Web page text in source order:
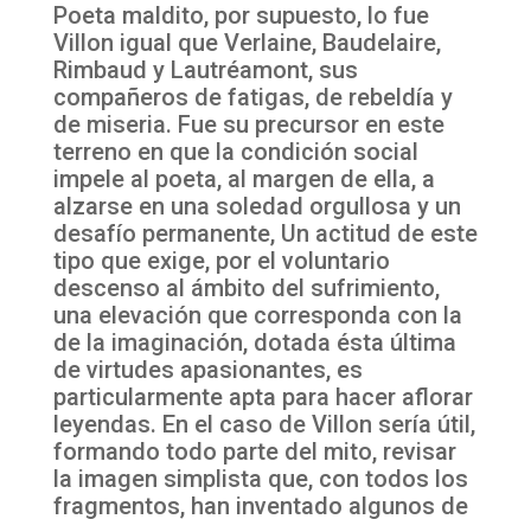
Poeta maldito, por supuesto, lo fue
Villon igual que Verlaine, Baudelaire,
Rimbaud y Lautréamont, sus
compañeros de fatigas, de rebeldía y
de miseria. Fue su precursor en este
terreno en que la condición social
impele al poeta, al margen de ella, a
alzarse en una soledad orgullosa y un
desafío permanente, Un actitud de este
tipo que exige, por el voluntario
descenso al ámbito del sufrimiento,
una elevación que corresponda con la
de la imaginación, dotada ésta última
de virtudes apasionantes, es
particularmente apta para hacer aflorar
leyendas. En el caso de Villon sería útil,
formando todo parte del mito, revisar
la imagen simplista que, con todos los
fragmentos, han inventado algunos de